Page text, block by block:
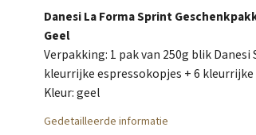
Danesi La Forma Sprint
Geel
Verpakking: 1 pak van 250g blik
kleurrijke espressokopjes + 6
Kleur: geel
Gedetailleerde informatie